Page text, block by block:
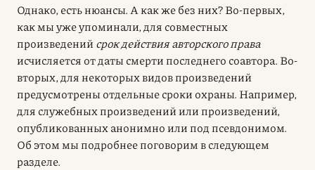
Однако, есть нюансы. А как же без них? Во-первых,
как мы уже упоминали, для совместных
произведенийсрок действия авторского права
исчисляется от даты смерти последнего соавтора. Во-
вторых, для некоторых видов произведений
предусмотрены отдельные сроки охраны. Например,
для служебных произведений или произведений,
опубликованных анонимно или под псевдонимом.
Об этом мы подробнее поговорим в следующем
разделе.